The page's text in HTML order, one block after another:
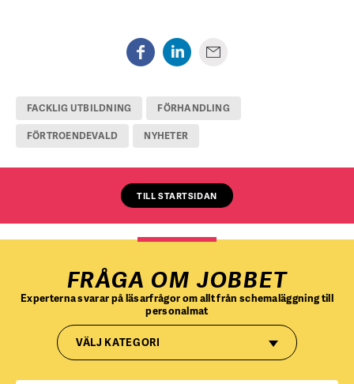
FACKLIG UTBILDNING FÖRHANDLING
FÖRTROENDEVALD NYHETER
TILL STARTSIDAN
FRÅGA OM JOBBET
Experterna svarar på läsarfrågor om allt från schemaläggning till
personalmat
VÄLJ KATEGORI